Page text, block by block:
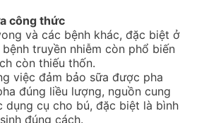
công thức
và các bệnh khác, đặc biệt ở
truyền nhiễm còn phổ biến
còn thiếu thốn.
việc đảm bảo sữa được pha
đúng liều lượng, nguồn cung
dụng cụ cho bú, đặc biệt là bình
đúng cách.